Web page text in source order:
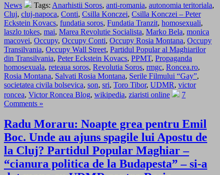
News
Tags: Anarhistii Soros, anti-romania, autonomia teritoriala,
Cluj, cluj-napoca, Conti, Csilla Konczei, Csilla Konczei – Peter
Eckstein Kovacs, fundatia soros, Fundatia Tranzit, homosexuali,
laszlo tokes, mai, Marea Revolutie Socialista, Marko Bela, monica
macovei, Occupy, Occupy Conti, Occupy Rosia Montana, Occupy
Transilvania, Occupy Wall Street, Partidul Popular al Maghiarilor
din Transilvania, Peter Eckstein Kovacs, PPMT, Propaganda
homosexuala, reteaua soros, Revolutia Soros, rmgc, Roncea.ro,
Rosia Montana, Salvati Rosia Montana, Serile Filmului “Gay”,
societatea civila bolsevica, son, sri, Toro Tibor, UDMR, victor
roncea, Victor Roncea Blog, wikipedia, ziaristi online
7
Comments »
Radu Moraru: Noapte grea pentru Emil
Boc. Unde au ajuns spagile lui Apostu de
la Cluj? Partidul Popular Maghiar –
“cianura politica de la Budapesta” – si-a